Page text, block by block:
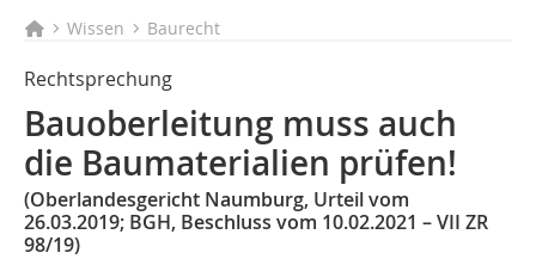
Wissen Baurecht
Rechtsprechung
Bauoberleitung muss auch
die Baumaterialien prüfen!
(Oberlandesgericht Naumburg, Urteil vom
26.03.2019; BGH, Beschluss vom 10.02.2021 – VII ZR
98/19)